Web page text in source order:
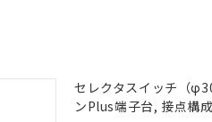
セレクタスイッチ（
ンPlus端子台, 接点構